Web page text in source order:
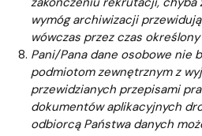
wymóg archiwizacji
wówczas przez czas
Pani/Pana dane osobowe nie
podmiotom zewnętrznym z
przewidzianych przepisami
dokumentów aplikacyjnych
odbiorcą Państwa danych